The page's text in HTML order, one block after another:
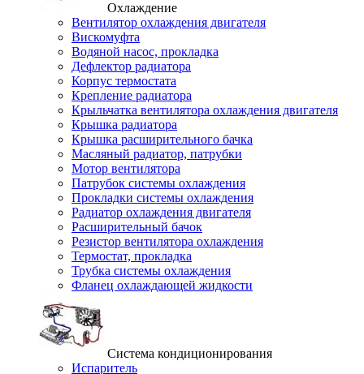
Охлаждение
Вентилятор охлаждения двигателя
Вискомуфта
Водяной насос, прокладка
Дефлектор радиатора
Корпус термостата
Крепление радиатора
Крыльчатка вентилятора охлаждения двигателя
Крышка радиатора
Крышка расширительного бачка
Масляный радиатор, патрубки
Мотор вентилятора
Патрубок системы охлаждения
Прокладки системы охлаждения
Радиатор охлаждения двигателя
Расширительный бачок
Резистор вентилятора охлаждения
Термостат, прокладка
Трубка системы охлаждения
Фланец охлаждающей жидкости
Система кондиционирования
Испаритель